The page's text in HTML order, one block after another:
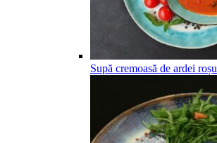
Supă cremoasă de ardei roșu